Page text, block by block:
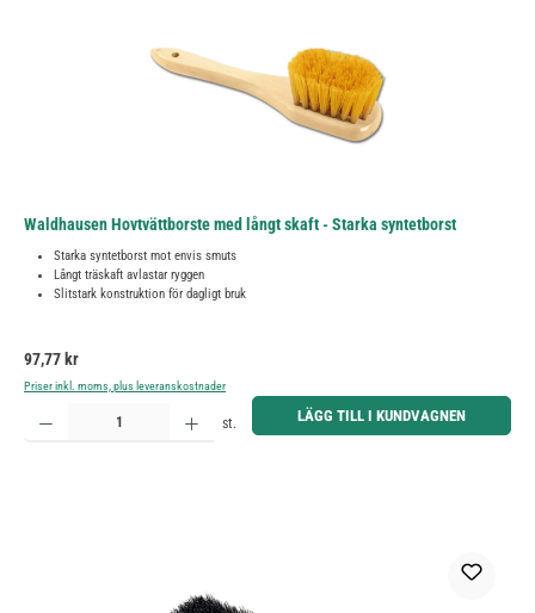
Waldhausen Hovtvättborste med långt skaft - Starka syntetborst
Starka syntetborst mot envis smuts
Långt träskaft avlastar ryggen
Slitstark konstruktion för dagligt bruk
Ordinarie pris:
97,77 kr
Priser inkl. moms, plus leveranskostnader
Produktkvantitet: Ange önskat belopp eller använd knapparna för att öka eller minska kvantiteten.
st. LÄGG TILL I KUNDVAGNEN